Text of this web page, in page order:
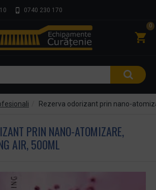
0740 230 170
0
Rezerva odorizant prin nano-
PRIN NANO-ATOMIZARE,
AIR, 500ML